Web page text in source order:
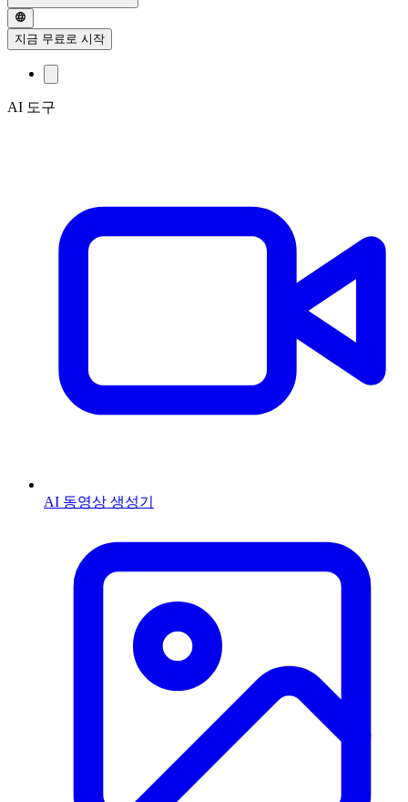
지금 무료로 시작
AI 도구
AI 동영상 생성기